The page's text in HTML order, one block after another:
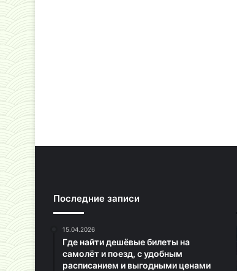
Последние записи
15.04.2026
Где найти дешёвые билеты на
самолёт и поезд, с удобным
расписанием и выгодными ценами